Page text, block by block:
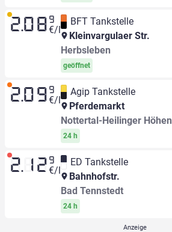
2.08 9
€/l
BFT Tankstelle
Kleinvargulaer Str.
Herbsleben
geöffnet
2.09 9
€/l
Agip Tankstelle
Pferdemarkt
Nottertal-Heilinger Höhen
24 h
2.12 9
€/l
ED Tankstelle
Bahnhofstr.
Bad Tennstedt
24 h